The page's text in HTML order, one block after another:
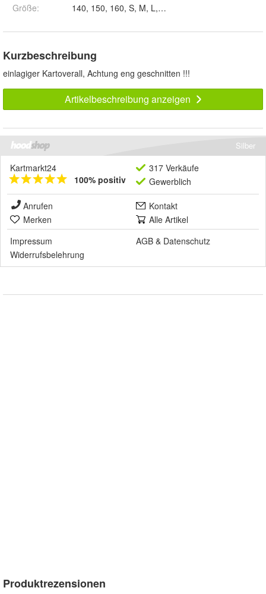
Größe:
Kurzbeschreibung
einlagiger Kartoverall, Achtung eng geschnitten !!!
Artikelbeschreibung anzeigen
Silber
Kartmarkt24
100% positiv
317 Verkäufe
Gewerblich
Anrufen
Kontakt
Merken
Alle Artikel
Impressum
AGB & Datenschutz
Widerrufsbelehrung
Produktrezensionen